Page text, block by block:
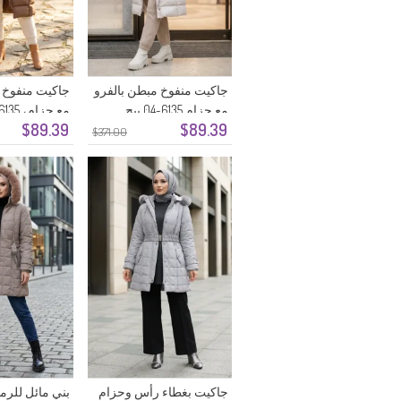
$371.00 $89.39
جاكيت منفوخ مبطن بالفرو
مع حزام 6135-04 بيج
$89.39
جاكيت منفوخ
فاتح
جاكيت بغطاء رأس وحزام
بني مائل